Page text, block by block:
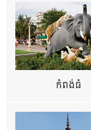
កំពង់ធំ